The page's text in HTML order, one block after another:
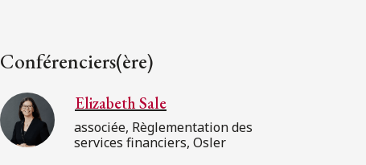
Conférenciers(ère)
Elizabeth Sale
associée, Règlementation des
services financiers, Osler